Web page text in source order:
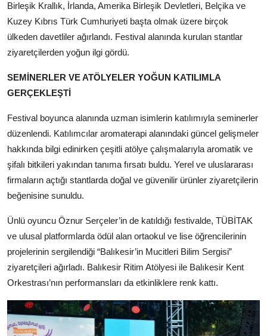
Birleşik Krallık, İrlanda, Amerika Birleşik Devletleri, Belçika ve
Kuzey Kıbrıs Türk Cumhuriyeti başta olmak üzere birçok
ülkeden davetliler ağırlandı. Festival alanında kurulan stantlar
ziyaretçilerden yoğun ilgi gördü.
SEMİNERLER VE ATÖLYELER YOĞUN KATILIMLA
GERÇEKLEŞTİ
Festival boyunca alanında uzman isimlerin katılımıyla seminerler
düzenlendi. Katılımcılar aromaterapi alanındaki güncel gelişmeler
hakkında bilgi edinirken çeşitli atölye çalışmalarıyla aromatik ve
şifalı bitkileri yakından tanıma fırsatı buldu. Yerel ve uluslararası
firmaların açtığı stantlarda doğal ve güvenilir ürünler ziyaretçilerin
beğenisine sunuldu.
Ünlü oyuncu Öznur Serçeler’in de katıldığı festivalde, TÜBİTAK
ve ulusal platformlarda ödül alan ortaokul ve lise öğrencilerinin
projelerinin sergilendiği “Balıkesir’in Mucitleri Bilim Sergisi”
ziyaretçileri ağırladı. Balıkesir Ritim Atölyesi ile Balıkesir Kent
Orkestrası’nın performansları da etkinliklere renk kattı.